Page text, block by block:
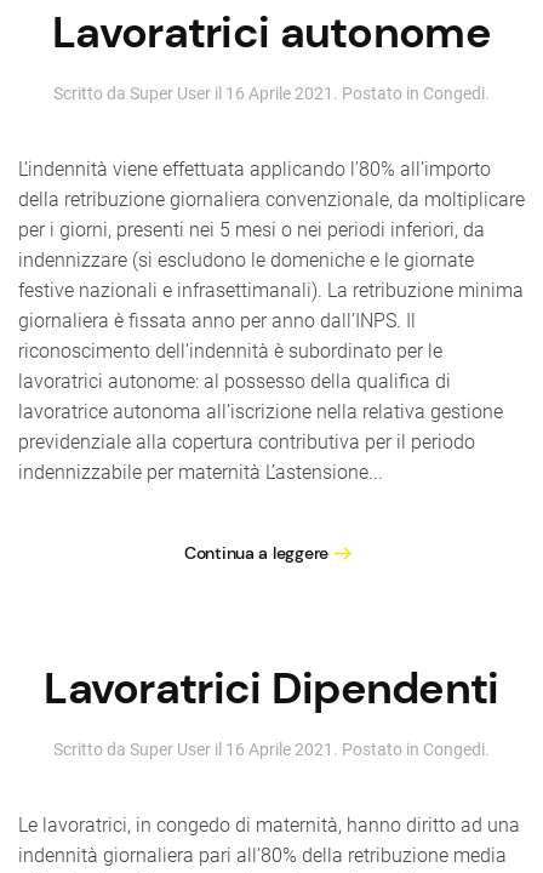
Lavoratrici autonome
Scritto da Super User il 16 Aprile 2021 . Postato in Congedi.
L’indennità viene effettuata applicando l’80% all’importo
della retribuzione giornaliera convenzionale, da moltiplicare
per i giorni, presenti nei 5 mesi o nei periodi inferiori, da
indennizzare (si escludono le domeniche e le giornate
festive nazionali e infrasettimanali). La retribuzione minima
giornaliera è fissata anno per anno dall’INPS. Il
riconoscimento dell’indennità è subordinato per le
lavoratrici autonome: al possesso della qualifica di
lavoratrice autonoma all’iscrizione nella relativa gestione
previdenziale alla copertura contributiva per il periodo
indennizzabile per maternità L’astensione...
Continua a leggere
Lavoratrici Dipendenti
Scritto da Super User il 16 Aprile 2021 . Postato in Congedi.
Le lavoratrici, in congedo di maternità, hanno diritto ad una
indennità giornaliera pari all’80% della retribuzione media